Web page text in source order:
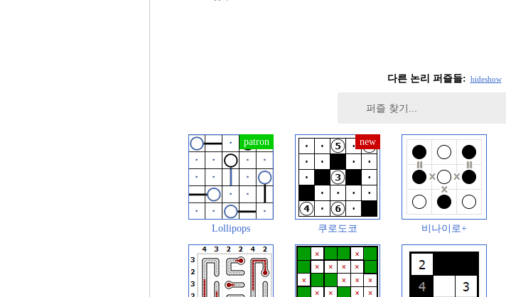
다른 논리 퍼즐들: hideshow
Lollipops 쿠로도코 비나이로+